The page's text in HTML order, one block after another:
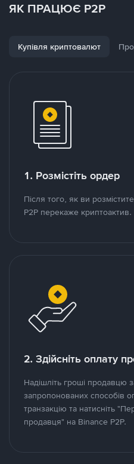
ЯК ПРАЦЮЄ P2P
Купівля криптовалют
1. Розмістіть ордер
Після того, як ви
P2P перекаже криптоактив.
2. Здійсніть оплату
Надішліть гроші продавцю
запропонованих способів
транзакцію та натисніть
продавця" на Binance P2P.